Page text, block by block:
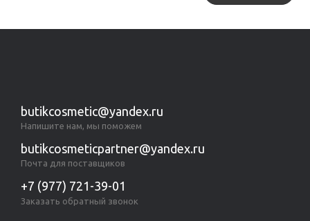
butikcosmetic@yandex.ru
Напишите нам, мы поможем
butikcosmeticpartner@yandex.ru
Почта для поставщиков
+7 (977) 721-39-01
Заказать обратный звонок